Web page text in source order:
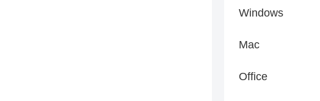
Windows
Mac
Office